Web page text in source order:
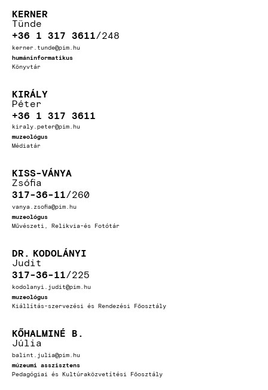
KERNER
Tünde
+36 1 317 3611 248
kerner.tunde@pim.hu
humáninformatikus
Könyvtár
KIRÁLY
Péter
+36 1 317 3611
kiraly.peter@pim.hu
muzeológus
Médiatár
KISS-VÁNYA
Zsófia
317-36-11 260
vanya.zsofia@pim.hu
muzeológus
Művészeti, Relikvia-és Fotótár
DR. KODOLÁNYI
Judit
317-36-11 225
kodolanyi.judit@pim.hu
muzeológus
Kiállítás-szervezési és Rendezési Főosztály
KŐHALMINÉ B.
Júlia
balint.julia@pim.hu
múzeumi asszisztens
Pedagógiai és Kultúraközvetítési Főosztály